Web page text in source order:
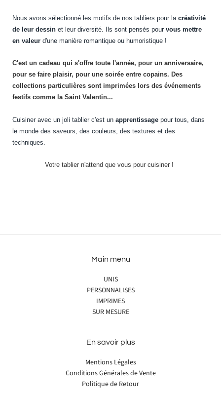
Nous avons sélectionné les motifs de nos tabliers pour la créativité
de leur dessin et leur diversité. Ils sont pensés pour vous mettre
en valeur d'une manière romantique ou humoristique !
C'est un cadeau qui s'offre toute l'année, pour un anniversaire,
pour se faire plaisir, pour une soirée entre copains. Des
collections particulières sont imprimées lors des événements
festifs comme la Saint Valentin...
Cuisiner avec un joli tablier c'est un apprentissage pour tous, dans
le monde des saveurs, des couleurs, des textures et des
techniques.
Votre tablier n'attend que vous pour cuisiner !
Main menu
UNIS
PERSONNALISES
IMPRIMES
SUR MESURE
En savoir plus
Mentions Légales
Conditions Générales de Vente
Politique de Retour